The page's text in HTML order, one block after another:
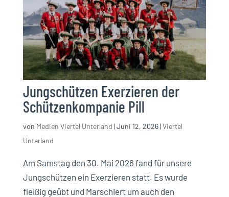
Jungschützen Exerzieren der
Schützenkompanie Pill
von Medien Viertel Unterland |Juni 12, 2026|Viertel
Unterland
Am Samstag den 30. Mai 2026 fand für unsere
Jungschützen ein Exerzieren statt. Es wurde
fleißig geübt und Marschiert um auch den